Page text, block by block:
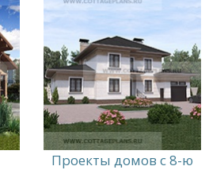
Проекты домов с 8-ю